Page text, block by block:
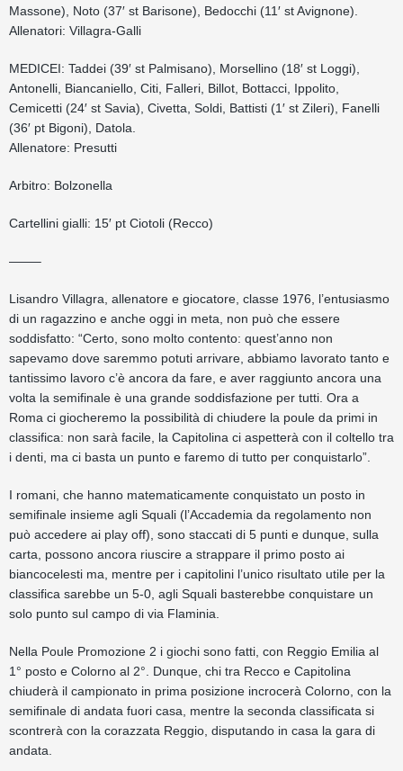
Massone), Noto (37′ st Barisone), Bedocchi (11′ st Avignone).
Allenatori: Villagra-Galli
MEDICEI: Taddei (39′ st Palmisano), Morsellino (18′ st Loggi),
Antonelli, Biancaniello, Citi, Falleri, Billot, Bottacci, Ippolito,
Cemicetti (24′ st Savia), Civetta, Soldi, Battisti (1′ st Zileri), Fanelli
(36′ pt Bigoni), Datola.
Allenatore: Presutti
Arbitro: Bolzonella
Cartellini gialli: 15′ pt Ciotoli (Recco)
——–
Lisandro Villagra, allenatore e giocatore, classe 1976, l’entusiasmo
di un ragazzino e anche oggi in meta, non può che essere
soddisfatto: “Certo, sono molto contento: quest’anno non
sapevamo dove saremmo potuti arrivare, abbiamo lavorato tanto e
tantissimo lavoro c’è ancora da fare, e aver raggiunto ancora una
volta la semifinale è una grande soddisfazione per tutti. Ora a
Roma ci giocheremo la possibilità di chiudere la poule da primi in
classifica: non sarà facile, la Capitolina ci aspetterà con il coltello tra
i denti, ma ci basta un punto e faremo di tutto per conquistarlo”.
I romani, che hanno matematicamente conquistato un posto in
semifinale insieme agli Squali (l’Accademia da regolamento non
può accedere ai play off), sono staccati di 5 punti e dunque, sulla
carta, possono ancora riuscire a strappare il primo posto ai
biancocelesti ma, mentre per i capitolini l’unico risultato utile per la
classifica sarebbe un 5-0, agli Squali basterebbe conquistare un
solo punto sul campo di via Flaminia.
Nella Poule Promozione 2 i giochi sono fatti, con Reggio Emilia al
1° posto e Colorno al 2°. Dunque, chi tra Recco e Capitolina
chiuderà il campionato in prima posizione incrocerà Colorno, con la
semifinale di andata fuori casa, mentre la seconda classificata si
scontrerà con la corazzata Reggio, disputando in casa la gara di
andata.